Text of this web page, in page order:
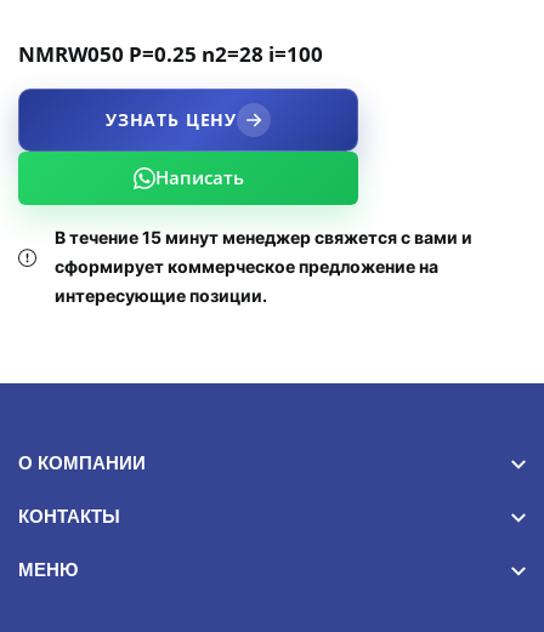
NMRW050 P=0.25 n2=28 i=100
УЗНАТЬ ЦЕНУ
Написать
В течение 15 минут менеджер свяжется с вами и
сформирует коммерческое предложение на
интересующие позиции.
О КОМПАНИИ
КОНТАКТЫ
МЕНЮ